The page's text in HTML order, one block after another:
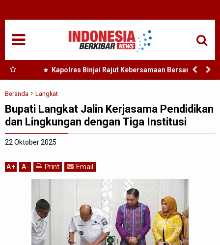
Kapolres Binjai Rajut Kebersamaan Bersama
Komunitas Ojek Online Kota Binjai
Beranda Langkat
Bupati Langkat Jalin Kerjasama Pendidikan
dan Lingkungan dengan Tiga Institusi
22 Oktober 2025
A+ A- Print Email
NASIONAL
SUMUT
TANJUNGBALAI
ACEH
EDUKASI
REDAKSI